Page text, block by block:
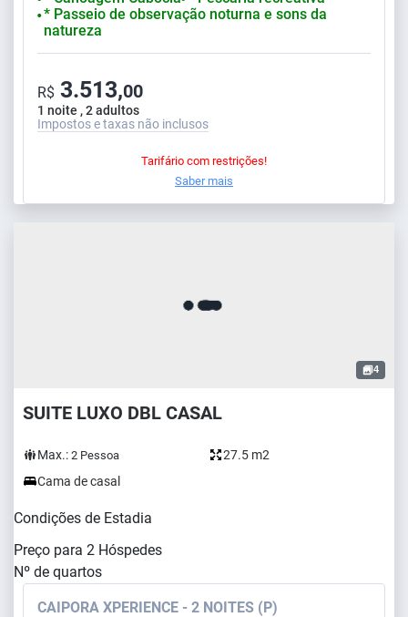
⬤ * Passeio de observação noturna e sons da
natureza
1 noite , 2 adultos
R$ 3.513,00
Impostos e taxas não inclusos
Tarifário com restrições!
Saber mais
4
SUITE LUXO DBL CASAL
Max.: 2 Pessoa
27.5 m2
Cama de casal
Condições de Estadia
Preço para 2 Hóspedes
Nº de quartos
CAIPORA XPERIENCE - 2 NOITES (P)